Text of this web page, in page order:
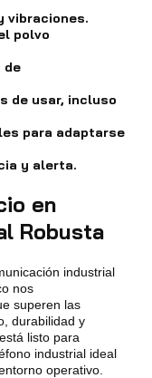
vibraciones.
polvo
de
de usar, incluso
para adaptarse
y alerta.
en
Robusta
industrial
nos
superen las
durabilidad y
listo para
industrial ideal
operativo.